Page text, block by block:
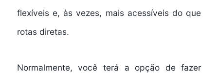
flexíveis e, às vezes, mais acessíveis do que
rotas diretas.
Normalmente, você terá a opção de fazer